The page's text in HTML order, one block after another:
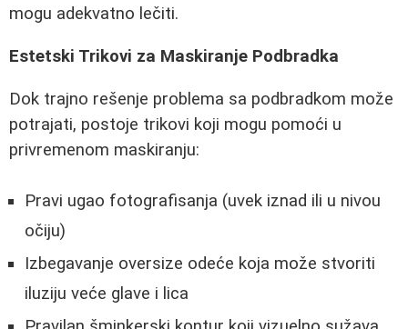
mogu adekvatno lečiti.
Estetski Trikovi za Maskiranje Podbradka
Dok trajno rešenje problema sa podbradkom može
potrajati, postoje trikovi koji mogu pomoći u
privremenom maskiranju:
Pravi ugao fotografisanja (uvek iznad ili u nivou
očiju)
Izbegavanje oversize odeće koja može stvoriti
iluziju veće glave i lica